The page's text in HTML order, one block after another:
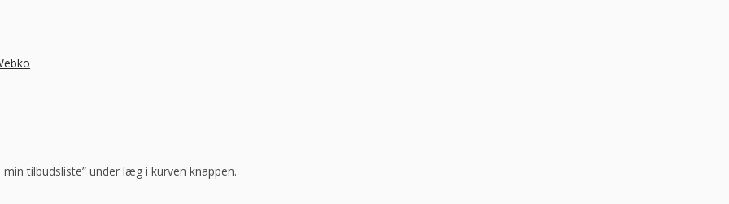
tilbudsliste” under læg i kurven knappen.